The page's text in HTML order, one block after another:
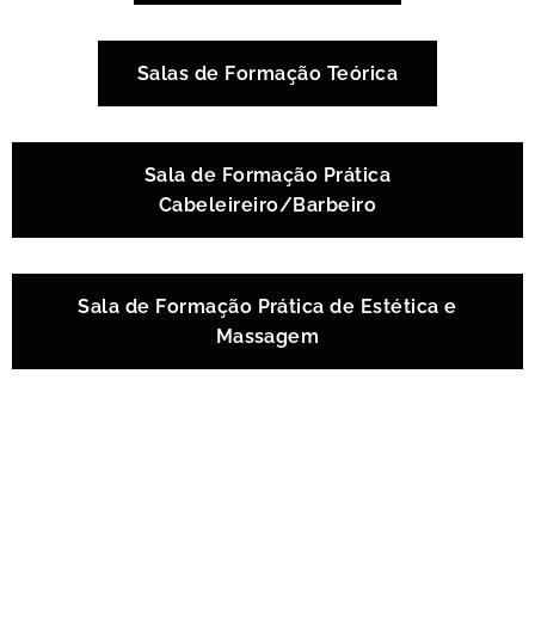
Salas de Formação Teórica
Sala de Formação Prática
Cabeleireiro/Barbeiro
Sala de Formação Prática de Estética e
Massagem